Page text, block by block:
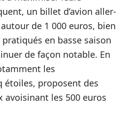
un billet d’avion aller-
de 1 000 euros, bien
en basse saison
de façon notable. En
les
étoiles, proposent des
avoisinant les 500 euros